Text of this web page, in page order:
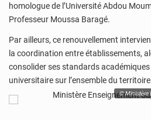
homologue de l’Université Abdou
Professeur Moussa Baragé.
Par ailleurs, ce renouvellement
la coordination entre établissements,
consolider ses standards académiques
universitaire sur l’ensemble du
© Ministère